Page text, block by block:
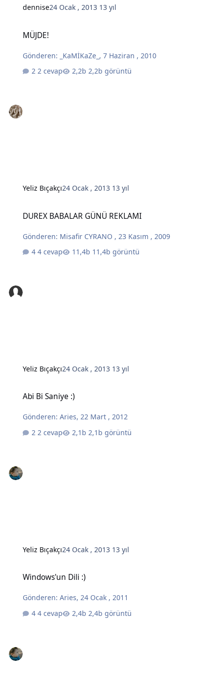
dennise24 Ocak , 2013 13 yıl
MÜJDE!
Gönderen: _KaMİKaZe_ ,7 Haziran , 2010
2 cevap
2,2b görüntü
Yeliz Bıçakçı24 Ocak , 2013 13 yıl
DUREX BABALAR GÜNÜ REKLAMI
Gönderen: Misafir CYRANO , 23 Kasım , 2009
4 cevap
11,4b görüntü
Yeliz Bıçakçı24 Ocak , 2013 13 yıl
Abi Bi Saniye :)
Gönderen:Aries,22 Mart , 2012
2 cevap
2,1b görüntü
Yeliz Bıçakçı24 Ocak , 2013 13 yıl
Windows'un Dili :)
Gönderen:Aries,24 Ocak , 2011
4 cevap
2,4b görüntü